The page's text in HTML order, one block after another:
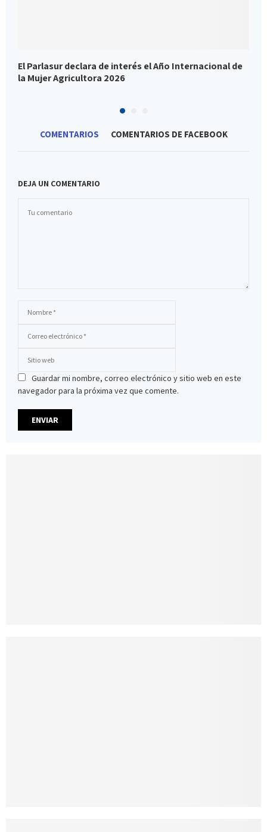
El Parlasur declara de interés el Año Internacional de
la Mujer Agricultora 2026
COMENTARIOS COMENTARIOS DE FACEBOOK
DEJA UN COMENTARIO
Guardar mi nombre, correo electrónico y sitio web en este
navegador para la próxima vez que comente.